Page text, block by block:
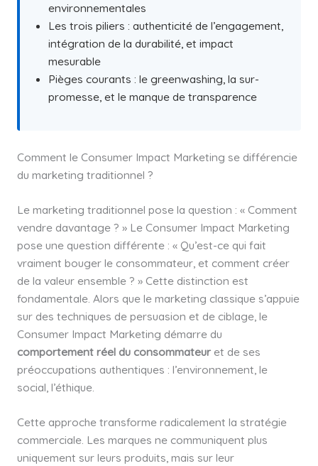
environnementales
Les trois piliers : authenticité de l’engagement,
intégration de la durabilité, et impact
mesurable
Pièges courants : le greenwashing, la sur-
promesse, et le manque de transparence
Comment le Consumer Impact Marketing se différencie
du marketing traditionnel ?
Le marketing traditionnel pose la question : « Comment
vendre davantage ? » Le Consumer Impact Marketing
pose une question différente : « Qu’est-ce qui fait
vraiment bouger le consommateur, et comment créer
de la valeur ensemble ? » Cette distinction est
fondamentale. Alors que le marketing classique s’appuie
sur des techniques de persuasion et de ciblage, le
Consumer Impact Marketing démarre du
comportement réel du consommateuret de ses
préoccupations authentiques : l’environnement, le
social, l’éthique.
Cette approche transforme radicalement la stratégie
commerciale. Les marques ne communiquent plus
uniquement sur leurs produits, mais sur leur